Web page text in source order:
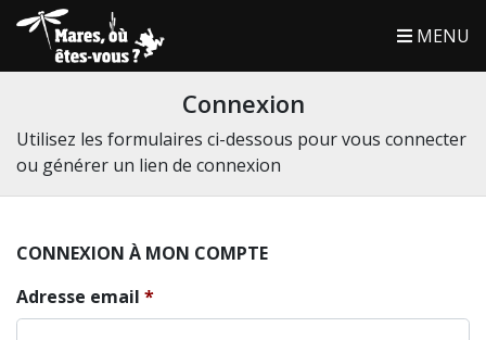
MENU
Connexion
Utilisez les formulaires ci-dessous pour vous connecter
ou générer un lien de connexion
CONNEXION À MON COMPTE
Adresse email